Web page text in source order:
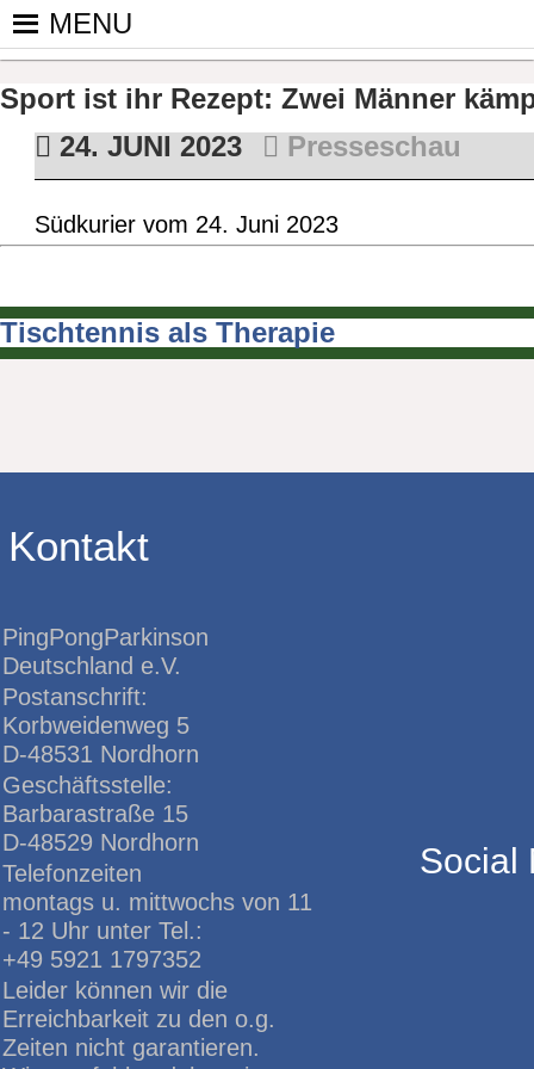
Skip
PINGPONGPARKINSON
ist der bundesweite Zusammenschluss von
Tischtennis – überwiegend ehrenamtlich um
MENU
Sport ist ihr Rezept: Zwei Männer
24. JUNI 2023
Presseschau
Südkurier vom 24. Juni 2023
Beitragsnavigation
Tischtennis als Therapie
Kontakt
PingPongParkinson
Deutschland e.V.
Postanschrift:
Korbweidenweg 5
D-48531 Nordhorn
Geschäftsstelle:
Barbarastraße 15
D-48529 Nordhorn
Telefonzeiten
montags u. mittwochs von 11
- 12 Uhr unter Tel.:
+49 5921 1797352
Leider können wir die
Erreichbarkeit zu den o.g.
Zeiten nicht garantieren.
Social